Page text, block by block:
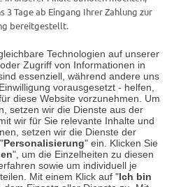
Technologien auf unserer
Zugriff von Informationen in
essenziell, während andere uns
vorausgesetzt - helfen,
diese Website vorzunehmen. Um
setzen wir die Dienste aus der
wir für Sie relevante Inhalte und
setzen wir die Dienste der
Personalisierung" ein. Klicken Sie
", um die Einzelheiten zu diesen
sowie um individuell je
Mit einem Klick auf "Ich bin
Tage ab Eingang Ihrer Zahlung zur
bereitgestellt.
in Meckenheim
Steinbüchel 6
Meckenheim
9:00 Uhr bis 18:00 Uhr
Information